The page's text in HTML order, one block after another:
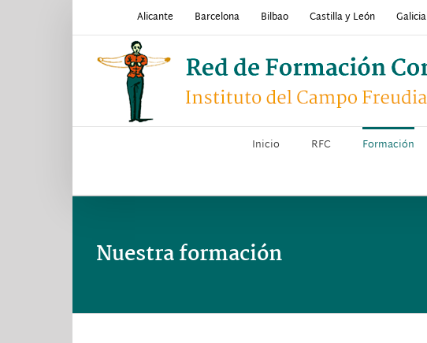
Alicante Barcelona Bilbao Castilla y León Galicia
Inicio RFC Formación
Nuestra formación